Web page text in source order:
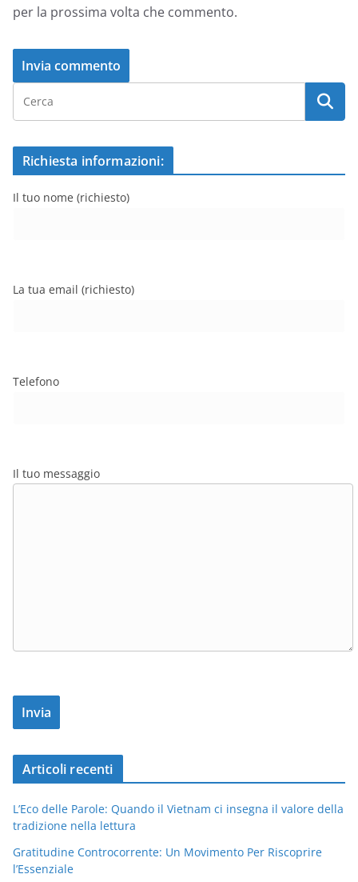
per la prossima volta che commento.
Richiesta informazioni:
Il tuo nome (richiesto)
La tua email (richiesto)
Telefono
Il tuo messaggio
Articoli recenti
L’Eco delle Parole: Quando il Vietnam ci insegna il valore della
tradizione nella lettura
Gratitudine Controcorrente: Un Movimento Per Riscoprire
l’Essenziale